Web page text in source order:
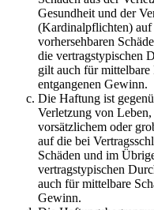
Gesundheit und der
(Kardinalpflichten) auf
vorhersehbaren
die vertragstypischen
gilt auch für mittelbare
entgangenen Gewinn.
Die Haftung ist
Verletzung von
vorsätzlichem oder
auf die bei
Schäden und im
vertragstypischen
auch für mittelbare
Gewinn.